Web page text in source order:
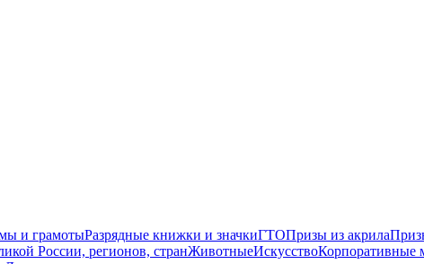
и грамотыРазрядные книжки и значкиГТОПризы из акрила
России, регионов, странЖивотныеИскусствоКорпоративные